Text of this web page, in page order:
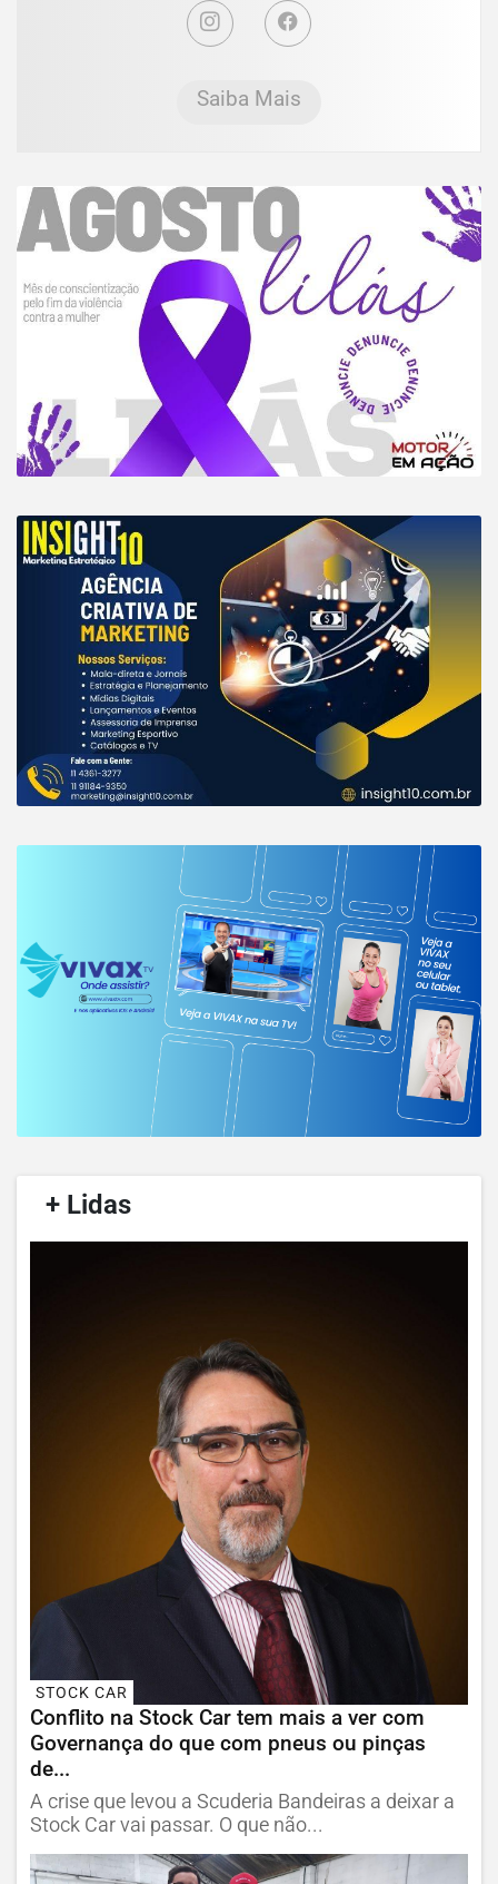
Saiba Mais
+ Lidas
STOCK CAR
Conflito na Stock Car tem mais a ver com
Governança do que com pneus ou pinças
de...
A crise que levou a Scuderia Bandeiras a deixar a
Stock Car vai passar. O que não...